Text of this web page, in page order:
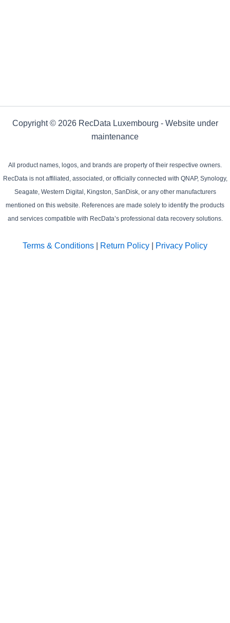
Copyright © 2026 RecData Luxembourg - Website under
maintenance
All product names, logos, and brands are property of their respective owners.
RecData is not affiliated, associated, or officially connected with QNAP, Synology,
Seagate, Western Digital, Kingston, SanDisk, or any other manufacturers
mentioned on this website. References are made solely to identify the products
and services compatible with RecData’s professional data recovery solutions.
Terms & Conditions Return Policy Privacy Policy